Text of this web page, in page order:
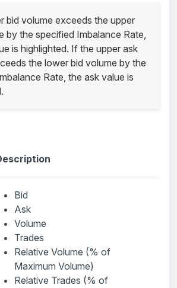
bid volume exceeds the upper
by the specified Imbalance Rate,
is highlighted. If the upper ask
the lower bid volume by the
Rate, the ask value is
Bid
Ask
Volume
Trades
Relative Volume (% of
Maximum Volume)
Relative Trades (% of